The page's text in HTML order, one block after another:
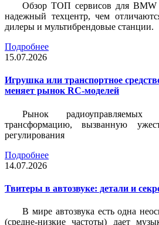
Обзор ТОП сервисов для
надежный техцентр, чем
дилеры и мультибрендовые станции.
Подробнее
15.07.2026
Игрушка или транспортное
меняет рынок RC-моделей
Рынок радиоуправляемых
трансформацию, вызванную
регулирования
Подробнее
14.07.2026
Твитеры в автозвуке: детали и
В мире автозвука есть одна
(средне-низкие частоты) дает